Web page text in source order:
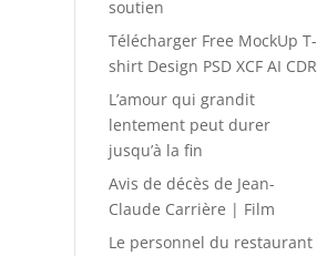
soutien
Télécharger Free MockUp T-
shirt Design PSD XCF AI CDR
L’amour qui grandit
lentement peut durer
jusqu’à la fin
Avis de décès de Jean-
Claude Carrière | Film
Le personnel du restaurant